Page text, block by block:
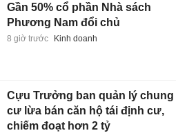
Gần 50% cổ phần Nhà sách
Phương Nam đổi chủ
8 giờ trước Kinh doanh
Cựu Trưởng ban quản lý chung
cư lừa bán căn hộ tái định cư,
chiếm đoạt hơn 2 tỷ